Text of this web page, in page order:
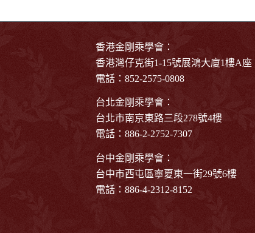
香港金剛乘學會：
香港灣仔克街1-15號展鴻大廈1樓A座
電話：852-2575-0808
台北金剛乘學會：
台北市南京東路三段278號4樓
電話：886-2-2752-7307
台中金剛乘學會：
台中市西屯區寧夏東一街29號6樓
電話：886-4-2312-8152